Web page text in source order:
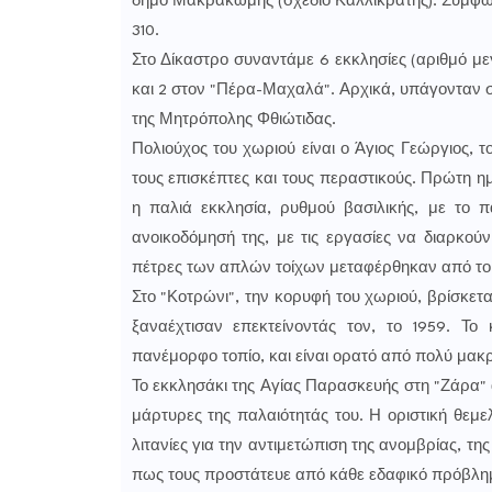
310.
Στο Δίκαστρο συναντάμε 6 εκκλησίες (αριθμό
και 2 στον "Πέρα-Μαχαλά". Αρχικά, υπάγονταν
της Μητρόπολης Φθιώτιδας.
Πολιούχος του χωριού είναι ο Άγιος Γεώργιος,
τους επισκέπτες και τους περαστικούς. Πρώτη
η παλιά εκκλησία, ρυθμού βασιλικής, με το
ανοικοδόμησή της, με τις εργασίες να
πέτρες των απλών τοίχων μεταφέρθηκαν από
Στο "Κοτρώνι", την κορυφή του χωριού,
ξαναέχτισαν επεκτείνοντάς τον, το 1959.
πανέμορφο τοπίο, και είναι ορατό από πολύ
Το εκκλησάκι της Αγίας Παρασκευής στη
μάρτυρες της παλαιότητάς του. Η οριστική
λιτανίες για την αντιμετώπιση της ανομβρίας,
πως τους προστάτευε από κάθε εδαφικό